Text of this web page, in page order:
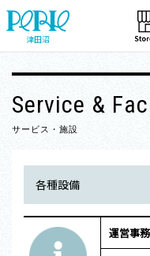
津田沼
Service &
サービス・施設
各種設備
運営事